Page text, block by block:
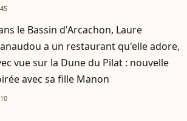
le Bassin d'Arcachon, Laure
a un restaurant qu'elle adore,
vue sur la Dune du Pilat : nouvelle
avec sa fille Manon